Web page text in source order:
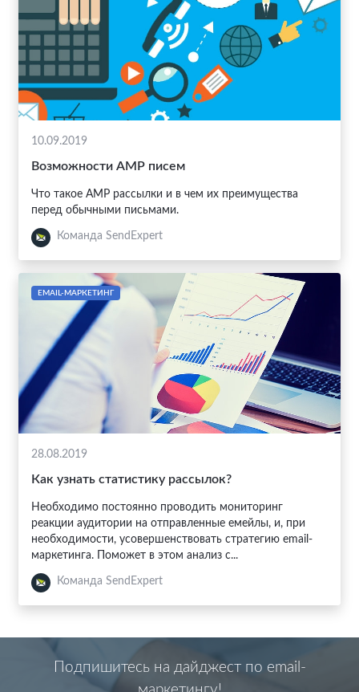
10.09.2019
Возможности АМР писем
Что такое АМР рассылки и в чем их преимущества
перед обычными письмами.
Команда SendExpert
EMAIL-МАРКЕТИНГ
28.08.2019
Как узнать статистику рассылок?
Необходимо постоянно проводить мониторинг
реакции аудитории на отправленные емейлы, и, при
необходимости, усовершенствовать стратегию email-
маркетинга. Поможет в этом анализ с...
Команда SendExpert
Подпишитесь на дайджест по email-